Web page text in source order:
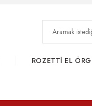
ROZETTİ EL